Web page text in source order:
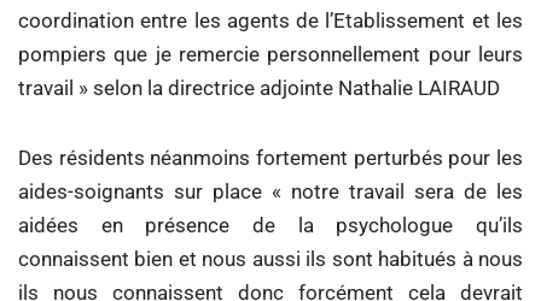
coordination entre les agents de l’Etablissement et les
pompiers que je remercie personnellement pour leurs
travail » selon la directrice adjointe Nathalie LAIRAUD
Des résidents néanmoins fortement perturbés pour les
aides-soignants sur place « notre travail sera de les
aidées en présence de la psychologue qu’ils
connaissent bien et nous aussi ils sont habitués à nous
ils nous connaissent donc forcément cela devrait